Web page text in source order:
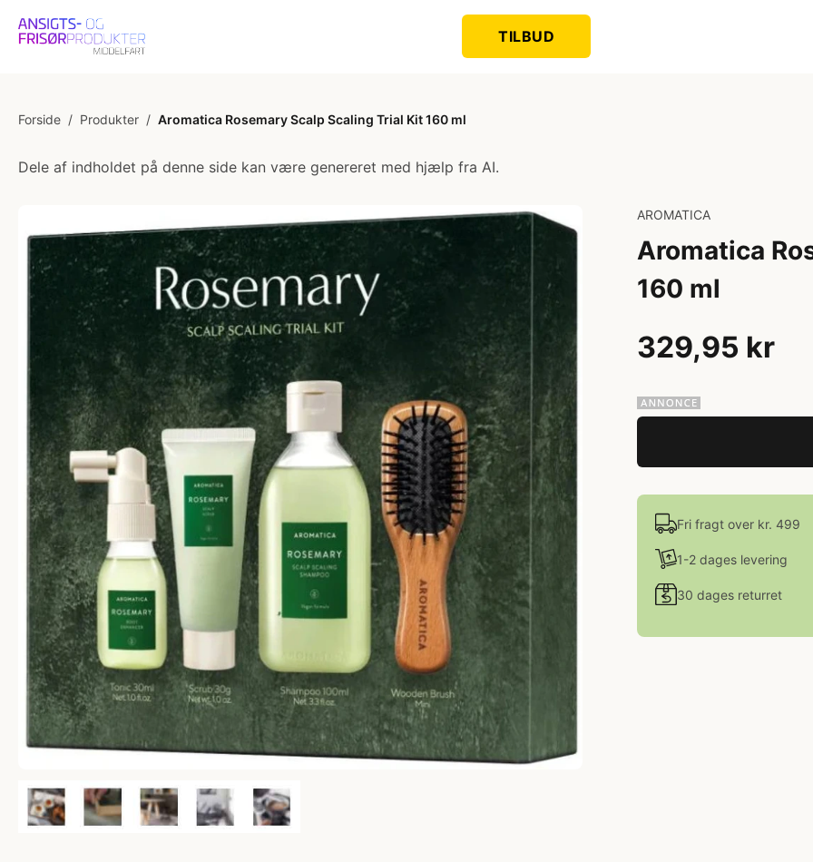
TILBUD
Forside / Produkter / Aromatica Rosemary Scalp Scaling Trial Kit 160 ml
Dele af indholdet på denne side kan være genereret med hjælp fra AI.
AROMATICA
Aromatica
160 ml
329,95 kr
Fri fragt over kr. 499
1-2 dages levering
30 dages returret